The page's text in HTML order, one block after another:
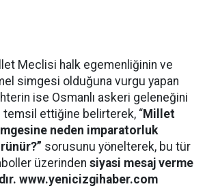
Meclisi halk egemenliğinin ve
simgesi olduğuna vurgu yapan
ise Osmanlı askeri geleneğini
temsil ettiğine belirterek, “Millet
neden imparatorluk
sorusunu yönelterek, bu tür
üzerinden siyasi mesaj verme
www.yenicizgihaber.com